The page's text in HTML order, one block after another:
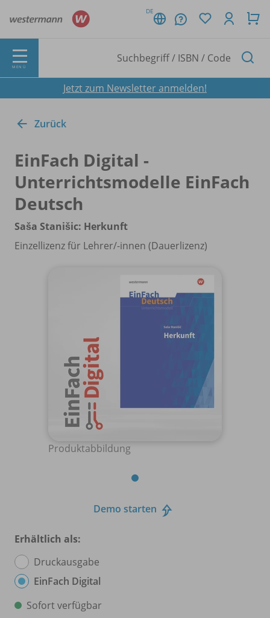
DE
MENÜ
Jetzt zum Newsletter anmelden!
Zurück
EinFach Digital -
Unterrichtsmodelle EinFach
Deutsch
Saša Stanišic: Herkunft
Einzellizenz für Lehrer/-innen (Dauerlizenz)
Produktabbildung
Demo starten
Erhältlich als:
Druckausgabe
EinFach Digital
Sofort verfügbar